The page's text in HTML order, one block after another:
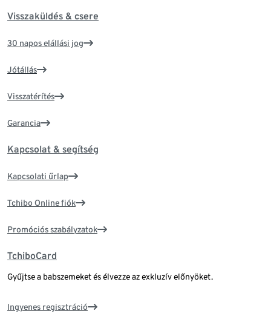
Visszaküldés & csere
30 napos elállási jog
Jótállás
Visszatérítés
Garancia
Kapcsolat & segítség
Kapcsolati űrlap
Tchibo Online fiók
Promóciós szabályzatok
TchiboCard
Gyűjtse a babszemeket és élvezze az exkluzív előnyöket.
Ingyenes regisztráció